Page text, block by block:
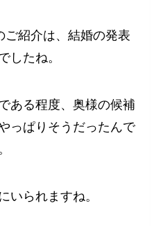
ご紹介は、結婚の発表
したね。
ある程度、奥様の候補
っぱりそうだったんで
いられますね。